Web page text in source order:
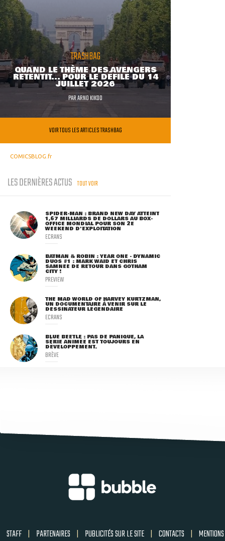
TRASHBAG
QUAND LE THÈME DES AVENGERS
RETENTIT... POUR LE DÉFILÉ DU 14
JUILLET 2026
PARARNO KIKOO
VOIR TOUS LES ARTICLES TRASHBAG
COMICSBLOG.fr
LES DERNIÈRES ACTUS TOUT VOIR
SPIDER-MAN : BRAND NEW DAY ATTEINT
1,67 MILLIARDS DE DOLLARS AU BOX-
OFFICE MONDIAL POUR SON 2E
WEEKEND D'EXPLOITATION
ECRANS
BATMAN & ROBIN : YEAR ONE - DYNAMIC
DUOS #1 : MARK WAID ET CHRIS
SAMNEE DE RETOUR DANS GOTHAM
CITY !
PREVIEW
THE MAD WORLD OF HARVEY KURTZMAN,
UN DOCUMENTAIRE À VENIR SUR LE
DESSINATEUR LÉGENDAIRE
ECRANS
BLUE BEETLE : PAS DE PANIQUE, LA
SÉRIE ANIMÉE EST TOUJOURS EN
DÉVELOPPEMENT.
BRÈVE
STAFF | PARTENAIRES | PUBLICITÉS SUR LE SITE | CONTACTS | MENTIONS